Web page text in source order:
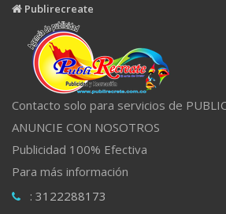
Publirecreate
Contacto solo para servicios de
ANUNCIE CON NOSOTROS
Publicidad 100% Efectiva
Para más información
: 3122288173